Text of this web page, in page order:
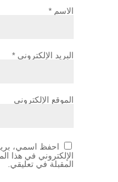
الاسم *
البريد الإلكتروني *
الموقع الإلكتروني
احفظ اسمي،
الإلكتروني في هذا
المقبلة في تعليقي.